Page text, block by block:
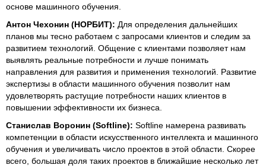
основе машинного обучения.
Антон Чехонин (НОРБИТ): Для определения дальнейших
планов мы тесно работаем с запросами клиентов и следим за
развитием технологий. Общение с клиентами позволяет нам
выявлять реальные потребности и лучше понимать
направления для развития и применения технологий. Развитие
экспертизы в области машинного обучения позволит нам
удовлетворять растущие потребности наших клиентов в
повышении эффективности их бизнеса.
Станислав Воронин (Softline): Softline намерена развивать
компетенции в области искусственного интеллекта и машинного
обучения и увеличивать число проектов в этой области. Скорее
всего, большая доля таких проектов в ближайшие несколько лет